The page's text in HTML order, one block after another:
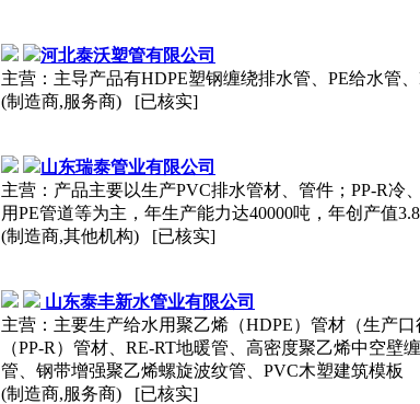
河北泰沃塑管有限公司
主营：主导产品有HDPE塑钢缠绕排水管、PE给水管
(制造商,服务商) [已核实]
山东瑞泰管业有限公司
主营：产品主要以生产PVC排水管材、管件；PP-R
用PE管道等为主，年生产能力达40000吨，年创产值3.8
(制造商,其他机构) [已核实]
山东泰丰新水管业有限公司
主营：主要生产给水用聚乙烯（HDPE）管材（生产
（PP-R）管材、RE-RT地暖管、高密度聚乙烯中空
管、钢带增强聚乙烯螺旋波纹管、PVC木塑建筑模板
(制造商,服务商) [已核实]